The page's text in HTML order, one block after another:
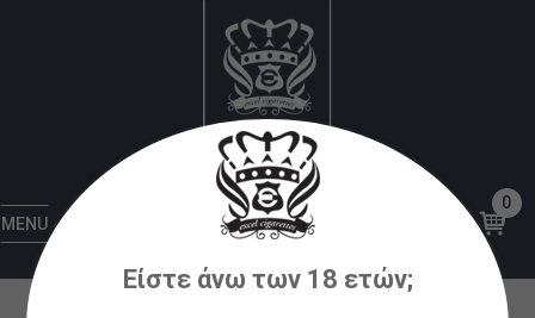
MENU
0
Πρώτες Ύλες
Ατμοποιητές DIY
Aromamizer Lite RTA V1.5 23mm by Steam Crave
Silver
Είστε άνω των 18 ετών;